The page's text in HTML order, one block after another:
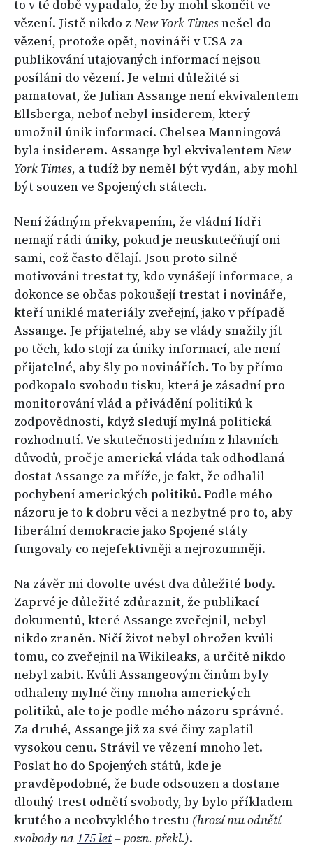
to v té době vypadalo, že by mohl skončit ve
vězení. Jistě nikdo z New York Timesnešel do
vězení, protože opět, novináři v USA za
publikování utajovaných informací nejsou
posíláni do vězení. Je velmi důležité si
pamatovat, že Julian Assange není ekvivalentem
Ellsberga, neboť nebyl insiderem, který
umožnil únik informací. Chelsea Manningová
byla insiderem. Assange byl ekvivalentemNew
York Times, a tudíž by neměl být vydán, aby mohl
být souzen ve Spojených státech.
Není žádným překvapením, že vládní lídři
nemají rádi úniky, pokud je neuskutečňují oni
sami, což často dělají. Jsou proto silně
motivováni trestat ty, kdo vynášejí informace, a
dokonce se občas pokoušejí trestat i novináře,
kteří uniklé materiály zveřejní, jako v případě
Assange. Je přijatelné, aby se vlády snažily jít
po těch, kdo stojí za úniky informací, ale není
přijatelné, aby šly po novinářích. To by přímo
podkopalo svobodu tisku, která je zásadní pro
monitorování vlád a přivádění politiků k
zodpovědnosti, když sledují mylná politická
rozhodnutí. Ve skutečnosti jedním z hlavních
důvodů, proč je americká vláda tak odhodlaná
dostat Assange za mříže, je fakt, že odhalil
pochybení amerických politiků. Podle mého
názoru je to k dobru věci a nezbytné pro to, aby
liberální demokracie jako Spojené státy
fungovaly co nejefektivněji a nejrozumněji.
Na závěr mi dovolte uvést dva důležité body.
Zaprvé je důležité zdůraznit, že publikací
dokumentů, které Assange zveřejnil, nebyl
nikdo zraněn. Ničí život nebyl ohrožen kvůli
tomu, co zveřejnil na Wikileaks, a určitě nikdo
nebyl zabit. Kvůli Assangeovým činům byly
odhaleny mylné činy mnoha amerických
politiků, ale to je podle mého názoru správné.
Za druhé, Assange již za své činy zaplatil
vysokou cenu. Strávil ve vězení mnoho let.
Poslat ho do Spojených států, kde je
pravděpodobné, že bude odsouzen a dostane
dlouhý trest odnětí svobody, by bylo příkladem
krutého a neobvyklého trestu (hrozí mu odnětí
svobody na175 let–pozn. překl.).